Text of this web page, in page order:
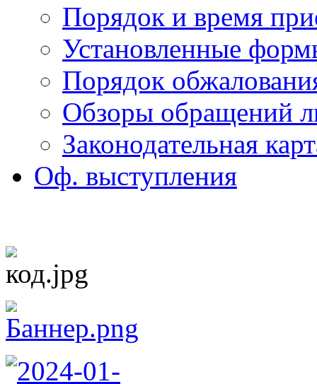
Порядок и время
Установленные
Порядок
Обзоры обращений
Законодательная
Оф. выступления